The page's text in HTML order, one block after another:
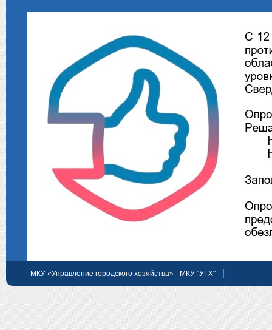
МКУ «Управление городского хозяйства» - МКУ "УГХ"